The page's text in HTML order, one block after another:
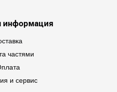
информация
частями
и сервис